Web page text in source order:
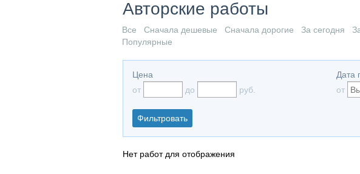
Авторские работы
Все Сначала дешевые Сначала дорогие За сегодня
Популярные
Цена
от
до руб.
Дата
от
Нет работ для отображения